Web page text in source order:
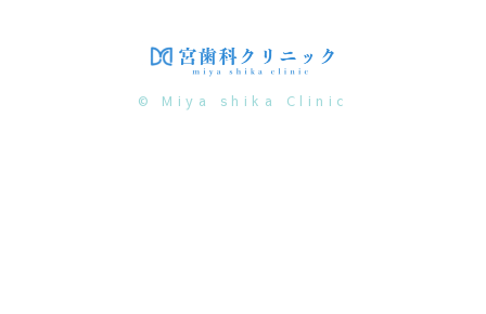
© Miya shika Clinic